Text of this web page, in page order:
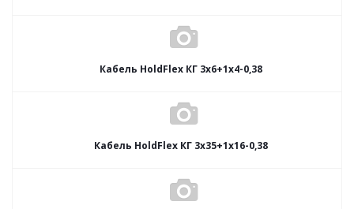
Кабель HoldFlex КГ 3x6+1x4-0,38
Кабель HoldFlex КГ 3x35+1x16-0,38